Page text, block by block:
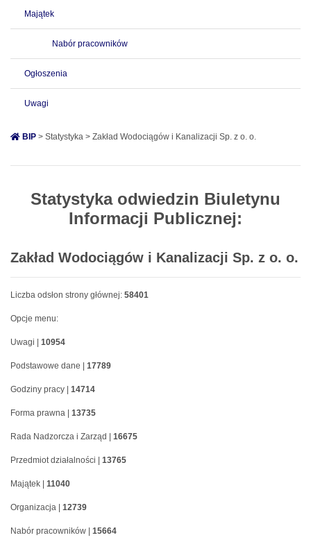
Majątek
Nabór pracowników
Ogłoszenia
Uwagi
BIP > Statystyka > Zakład Wodociągów i Kanalizacji Sp. z o. o.
Statystyka odwiedzin Biuletynu
Informacji Publicznej:
Zakład Wodociągów i Kanalizacji Sp. z o. o.
Liczba odsłon strony głównej: 58401
Opcje menu:
Uwagi | 10954
Podstawowe dane | 17789
Godziny pracy | 14714
Forma prawna | 13735
Rada Nadzorcza i Zarząd | 16675
Przedmiot działalności | 13765
Majątek | 11040
Organizacja | 12739
Nabór pracowników | 15664